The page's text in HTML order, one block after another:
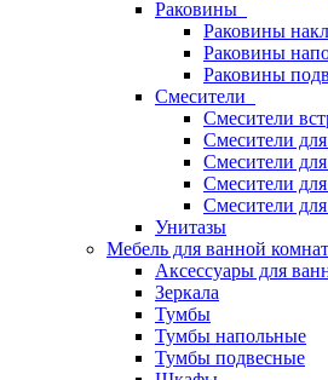
Раковины
Раковины
Раковины
Раковины
Смесители
Смесители
Смесители
Смесители
Смесители
Смесители
Унитазы
Мебель для ванной
Аксессуары для
Зеркала
Тумбы
Тумбы напольные
Тумбы подвесные